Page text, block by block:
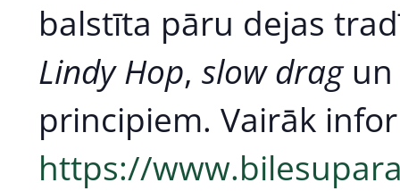
balstīta pāru dejas
Lindy Hop, slow dragun
principiem. Vairāk
https://